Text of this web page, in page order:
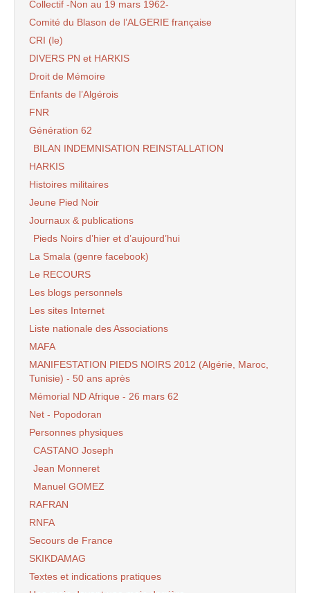
Collectif -Non au 19 mars 1962-
Comité du Blason de l’ALGERIE française
CRI (le)
DIVERS PN et HARKIS
Droit de Mémoire
Enfants de l’Algérois
FNR
Génération 62
BILAN INDEMNISATION REINSTALLATION
HARKIS
Histoires militaires
Jeune Pied Noir
Journaux & publications
Pieds Noirs d’hier et d’aujourd’hui
La Smala (genre facebook)
Le RECOURS
Les blogs personnels
Les sites Internet
Liste nationale des Associations
MAFA
MANIFESTATION PIEDS NOIRS 2012 (Algérie, Maroc,
Tunisie) - 50 ans après
Mémorial ND Afrique - 26 mars 62
Net - Popodoran
Personnes physiques
CASTANO Joseph
Jean Monneret
Manuel GOMEZ
RAFRAN
RNFA
Secours de France
SKIKDAMAG
Textes et indications pratiques